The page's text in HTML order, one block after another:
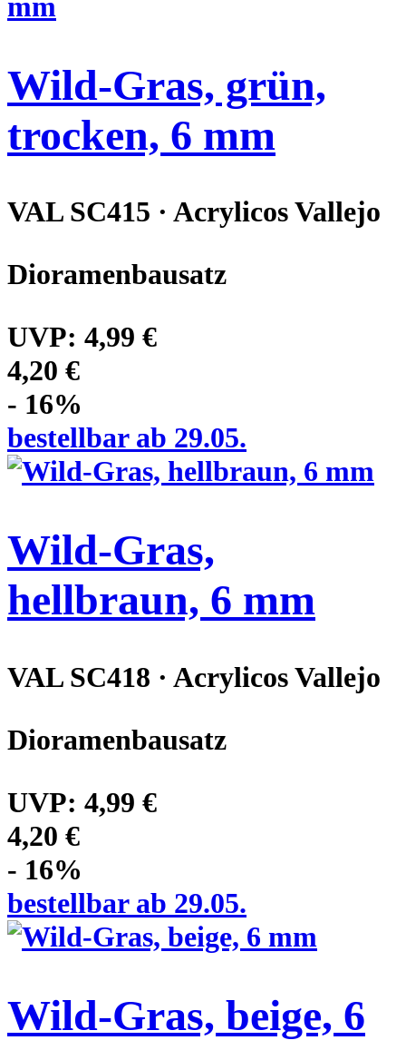
Wild-Gras, grün,
trocken, 6 mm
VAL SC415 · Acrylicos Vallejo
Dioramenbausatz
UVP: 4,99 €
4,20 €
- 16%
bestellbar ab 29.05.
Wild-Gras,
hellbraun, 6 mm
VAL SC418 · Acrylicos Vallejo
Dioramenbausatz
UVP: 4,99 €
4,20 €
- 16%
bestellbar ab 29.05.
Wild-Gras, beige, 6